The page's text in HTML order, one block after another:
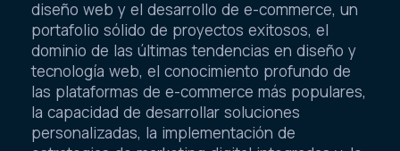
diseño web y el desarrollo de e-commerce, un
portafolio sólido de proyectos exitosos, el
dominio de las últimas tendencias en diseño y
tecnología web, el conocimiento profundo de
las plataformas de e-commerce más populares,
la capacidad de desarrollar soluciones
personalizadas, la implementación de